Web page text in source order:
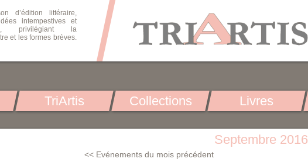
d’édition littéraire,
intempestives et
privilégiant la
et les formes brèves.
TriArtis Collections Livres
Septembre 2016
<< Evénements du mois précédent